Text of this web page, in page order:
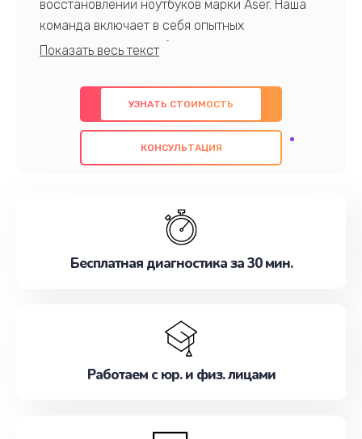
восстановлении ноутбуков марки Aser. Наша
команда включает в себя опытных
профессионалов с обширными знаниями и
предлагаем быстрый и качественный ремонт с
использованием оригинальных компонентов, а
также гарантируем качество всех
проведенных работ. Наша цель - предоставить
наилучшим образом. Не медлите записаться на
УЗНАТЬ СТОИМОСТЬ
КОНСУЛЬТАЦИЯ
Бесплатная диагностика за 30 мин.
Работаем с юр. и физ. лицами